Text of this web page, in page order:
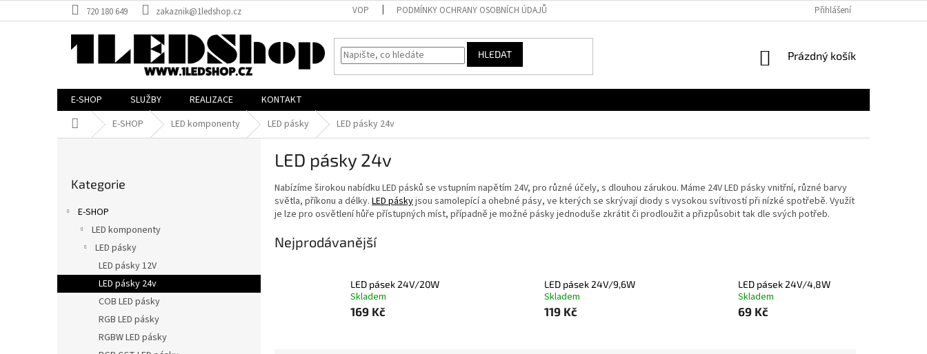
na
720 180 649 zakaznik@1ledshop.cz VOP PODMÍNKY OCHRANY OSOBNÍCH ÚDAJŮ Přihlášení
HLEDAT
NÁKUPNÍ
Prázdný košík
E-SHOP SLUŽBY REALIZACE
KONTAKT
Domů E-SHOP LED komponenty LED pásky LED pásky 24v
a
kategorie
Kategorie
E-SHOP
LED komponenty
LED pásky
LED pásky 12V
LED pásky 24v
COB LED pásky
RGB LED pásky
RGBW LED pásky
LED pásky 24v
Nabízíme širokou nabídku LED pásků se vstupním napětím 24V, pro různé účely, s dlouhou zárukou. Máme 24V LED pásky vnitřní, různé barvy
světla, příkonu a délky. LED páskyjsou samolepící a ohebné pásy, ve kterých se skrývají diody s vysokou svítivostí při nízké spotřebě. Využít
je lze pro osvětlení hůře přístupných míst, případně je možné pásky jednoduše zkrátit či prodloužit a přizpůsobit tak dle svých potřeb.
Nejprodávanější
LED pásek 24V/20W
Skladem
169 Kč
LED pásek 24V/9,6W
Skladem
119 Kč
LED pásek 24V/4,8W
Skladem
69 Kč